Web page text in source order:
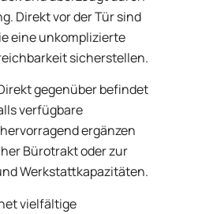
Direkt vor der Tür sind
eine unkomplizierte
sicherstellen.
gegenüber befindet
verfügbare
ergänzen
Bürotrakt oder zur
Werkstattkapazitäten.
vielfältige